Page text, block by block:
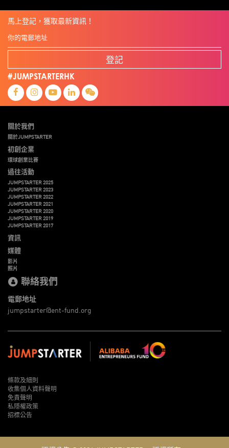
馬上登記，獲取最新資訊！
登記
#JUMPSTARTERHK
關於我們
關於JUMPSTARTER
初創企業
環球創業比賽
過往活動
JUMPSTARTER 2025
JUMPSTARTER 2023
JUMPSTARTER 2022
JUMPSTARTER 2021
JUMPSTARTER 2020
JUMPSTARTER 2019
JUMPSTARTER 2017
資訊
媒體
影片
照片
聯絡我們
電郵地址
jumpstarter@ent-fund.org
條款及細則
收集個人資料聲明
免責聲明
私隱權政策
招標公告